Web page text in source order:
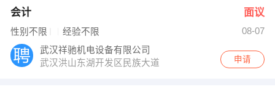
会计 面议
性别不限 经验不限
08-07
武汉祥驰机电设备有限公司
武汉洪山东湖开发区民族大道
申请